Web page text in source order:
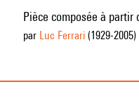
Pièce composée à partir
par Luc Ferrari(1929-2005)